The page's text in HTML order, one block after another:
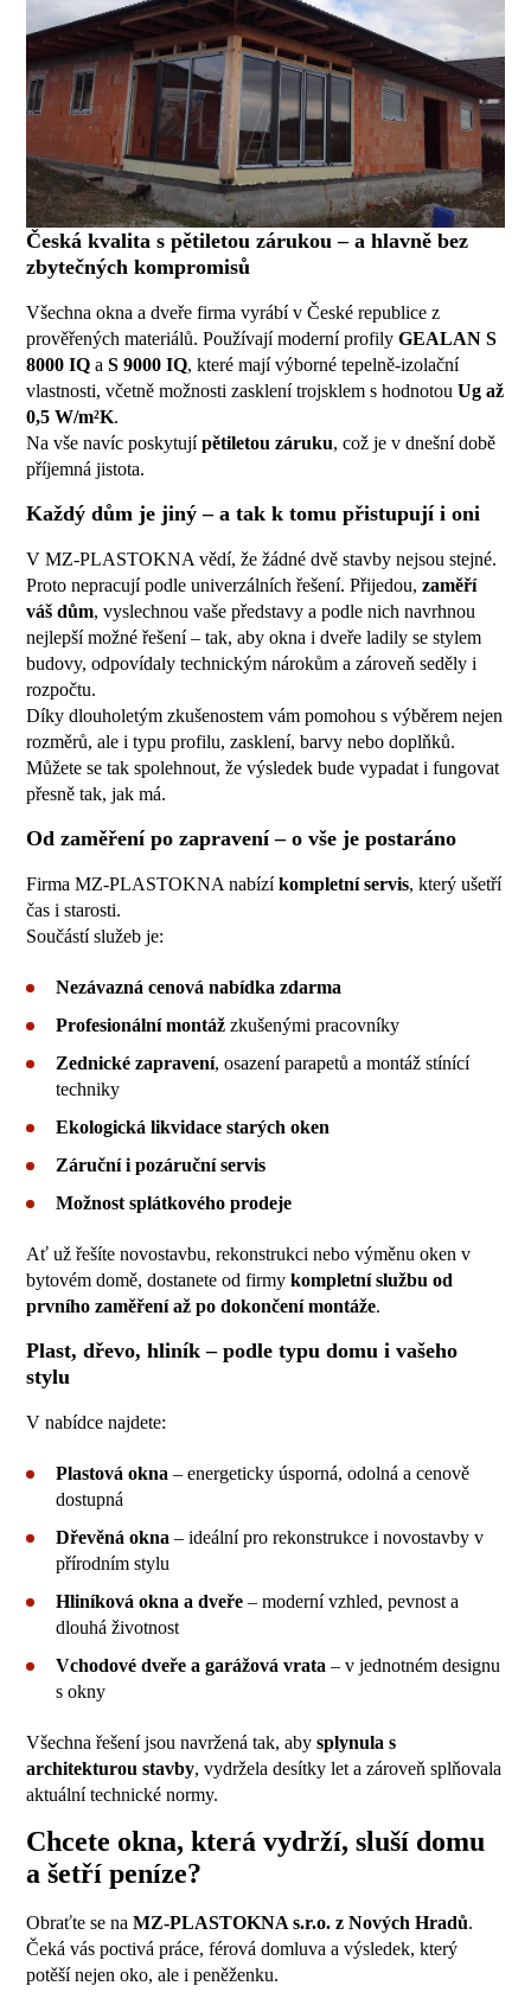
Česká kvalita s pětiletou zárukou – a hlavně bez
zbytečných kompromisů
Všechna okna a dveře firma vyrábí v České republice z
prověřených materiálů. Používají moderní profilyGEALAN S
8000 IQ aS 9000 IQ, které mají výborné tepelně-izolační
vlastnosti, včetně možnosti zasklení trojsklem s hodnotouUg až
0,5 W/m²K.
Na vše navíc poskytujípětiletou záruku, což je v dnešní době
příjemná jistota.
Každý dům je jiný – a tak k tomu přistupují i oni
V MZ-PLASTOKNA vědí, že žádné dvě stavby nejsou stejné.
Proto nepracují podle univerzálních řešení. Přijedou,zaměří
váš dům, vyslechnou vaše představy a podle nich navrhnou
nejlepší možné řešení – tak, aby okna i dveře ladily se stylem
budovy, odpovídaly technickým nárokům a zároveň seděly i
rozpočtu.
Díky dlouholetým zkušenostem vám pomohou s výběrem nejen
rozměrů, ale i typu profilu, zasklení, barvy nebo doplňků.
Můžete se tak spolehnout, že výsledek bude vypadat i fungovat
přesně tak, jak má.
Od zaměření po zapravení – o vše je postaráno
Firma MZ-PLASTOKNAnabízíkompletní servis, který ušetří
čas i starosti.
Součástí služeb je:
Nezávazná cenová nabídka zdarma
Profesionální montáž zkušenými pracovníky
Zednické zapravení, osazení parapetů a montáž stínící
techniky
Ekologická likvidace starých oken
Záruční i pozáruční servis
Možnost splátkového prodeje
Ať už řešíte novostavbu, rekonstrukci nebo výměnu oken v
bytovém domě, dostanete od firmykompletní službu od
prvního zaměření až po dokončení montáže.
Plast, dřevo, hliník – podle typu domu i vašeho
stylu
V nabídce najdete:
Plastová okna – energeticky úsporná, odolná a cenově
dostupná
Dřevěná okna – ideální pro rekonstrukce i novostavby v
přírodním stylu
Hliníková okna a dveře – moderní vzhled, pevnost a
dlouhá životnost
Vchodové dveře a garážová vrata – v jednotném designu
s okny
Všechna řešení jsou navržená tak, abysplynula s
architekturou stavby, vydržela desítky let a zároveň splňovala
aktuální technické normy.
Chcete okna, která vydrží, sluší domu
a šetří peníze?
Obraťte se naMZ-PLASTOKNA s.r.o. z Nových Hradů.
Čeká vás poctivá práce, férová domluva a výsledek, který
potěší nejen oko, ale i peněženku.